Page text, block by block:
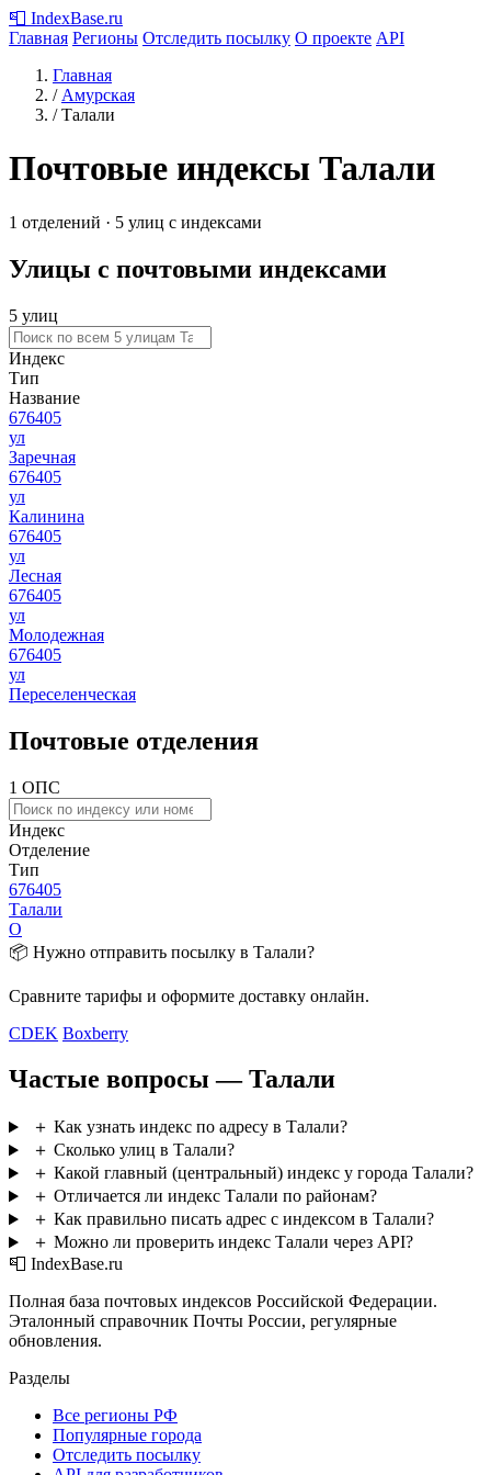
📮 IndexBase.ru
Главная Регионы Отследить посылку О проекте API
Главная
/ Амурская
/ Талали
Почтовые индексы Талали
1 отделений · 5 улиц с индексами
Улицы с почтовыми индексами
5 улиц
Индекс
Тип
Название
676405
ул
Заречная
676405
ул
Калинина
676405
ул
Лесная
676405
ул
Молодежная
676405
ул
Переселенческая
Почтовые отделения
1 ОПС
Индекс
Отделение
Тип
676405
Талали
О
📦 Нужно отправить посылку в Талали?
Сравните тарифы и оформите доставку онлайн.
CDEK Boxberry
Частые вопросы — Талали
＋ Как узнать индекс по адресу в Талали?
＋ Сколько улиц в Талали?
＋ Какой главный (центральный) индекс у города Талали?
＋ Отличается ли индекс Талали по районам?
＋ Как правильно писать адрес с индексом в Талали?
＋ Можно ли проверить индекс Талали через API?
📮 IndexBase.ru
Полная база почтовых индексов Российской Федерации.
Эталонный справочник Почты России, регулярные
обновления.
Разделы
Все регионы РФ
Популярные города
Отследить посылку